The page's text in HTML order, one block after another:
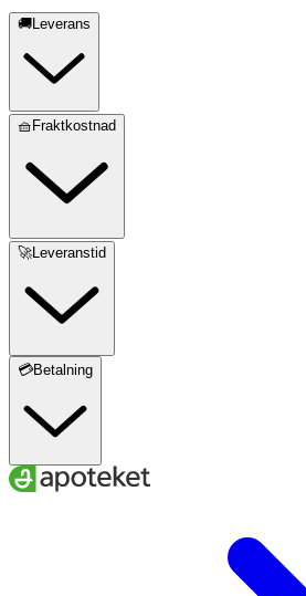
🚚Leverans
🧺Fraktkostnad
🚀Leveranstid
💳Betalning